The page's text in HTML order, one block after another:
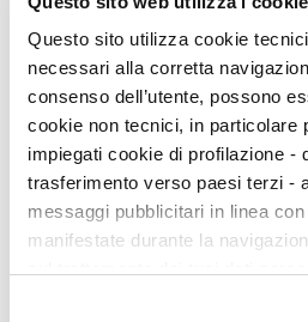
Questo sito utilizza cookie
necessari alla corretta
consenso dell’utente, possono
cookie non tecnici, in particolare
impiegati cookie di profilazione -
trasferimento verso paesi terzi -
messaggi pubblicitari in linea
manifestate durante la
FUNZIONAMENTO SOCIO-
DIDATTICA A
SFIDE E
01 Settembre 2021